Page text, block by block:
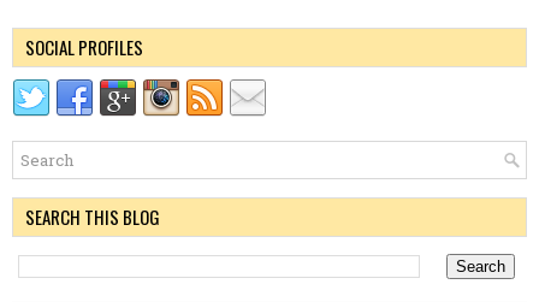
SOCIAL PROFILES
SEARCH THIS BLOG